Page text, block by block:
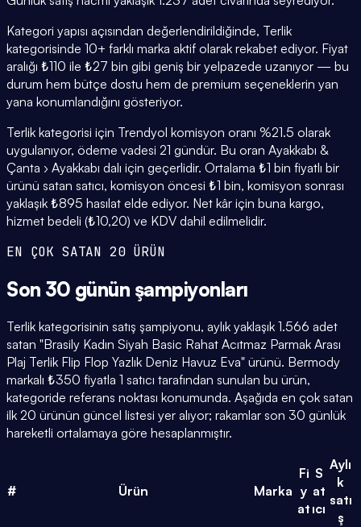
Kategori yapısı açısından değerlendirildiğinde, Terlik
kategorisinde 10+ farklı marka aktif olarak rekabet ediyor. Fiyat
aralığı ₺110 ile ₺27 bin gibi geniş bir yelpazede uzanıyor — bu
durum hem bütçe dostu hem de premium seçeneklerin yan
yana konumlandığını gösteriyor.
Terlik kategorisi için Trendyol komisyon oranı %21.5 olarak
uygulanıyor, ödeme vadesi 21 gündür. Bu oran Ayakkabı &
Çanta › Ayakkabı dalı için geçerlidir. Ortalama ₺1 bin fiyatlı bir
ürünü satan satıcı, komisyon öncesi ₺1 bin, komisyon sonrası
yaklaşık ₺895 hasılat elde ediyor. Net kâr için buna kargo,
hizmet bedeli (₺10,20) ve KDV dahil edilmelidir.
EN ÇOK SATAN 20 ÜRÜN
Son 30 günün şampiyonları
Terlik kategorisinin satış şampiyonu, aylık yaklaşık 1.566 adet
satan "Brasily Kadın Siyah Basic Rahat Acıtmaz Parmak Arası
Plaj Terlik Flip Flop Yazlık Deniz Havuz Eva" ürünü. Bermody
markalı ₺350 fiyatla 1 satıcı tarafından sunulan bu ürün,
kategoride referans noktası konumunda. Aşağıda en çok satan
ilk 20 ürünün güncel listesi yer alıyor; rakamlar son 30 günlük
hareketli ortalamaya göre hesaplanmıştır.
# Ürün Marka
Fi
y
at
S
at
ıcı
Aylı
k
satı
ş